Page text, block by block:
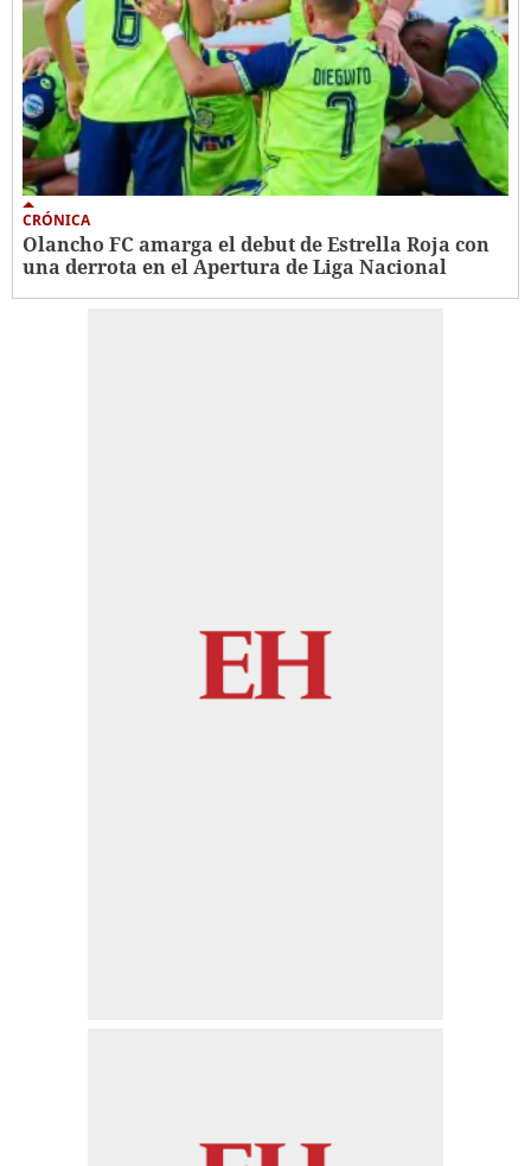
CRÓNICA
Olancho FC amarga el debut de Estrella Roja con
una derrota en el Apertura de Liga Nacional